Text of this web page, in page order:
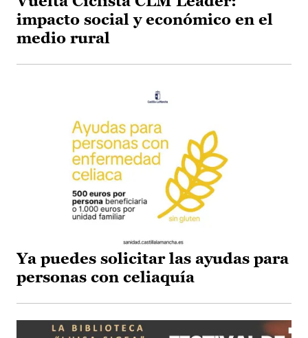
impacto social y económico en el
medio rural
Ya puedes solicitar las ayudas para
personas con celiaquía